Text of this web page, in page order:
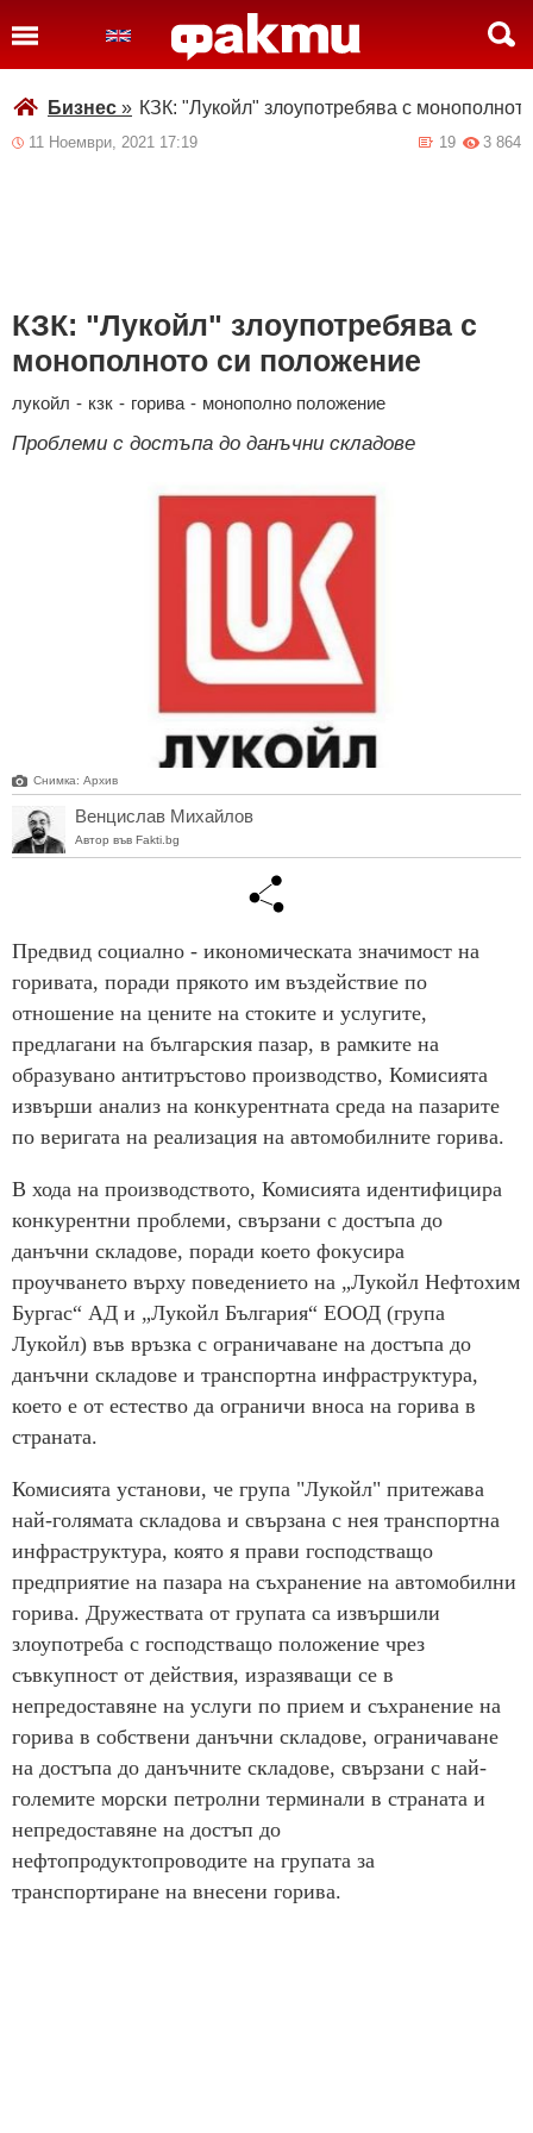
Бизнес » КЗК: "Лукойл" злоупотребява с
11 Ноември, 2021 17:19 3 864
19
КЗК: "Лукойл" злоупотребява с
монополното си положение
лукойл - кзк - горива - монополно положение
Проблеми с достъпа до данъчни складове
Снимка: Архив
Венцислав Михайлов
Автор във Fakti.bg
Предвид социално - икономическата значимост на
горивата, поради прякото им въздействие по
отношение на цените на стоките и услугите,
предлагани на българския пазар, в рамките на
образувано антитръстово производство, Комисията
извърши анализ на конкурентната среда на пазарите
по веригата на реализация на автомобилните горива.
В хода на производството, Комисията идентифицира
конкурентни проблеми, свързани с достъпа до
данъчни складове, поради което фокусира
проучването върху поведението на „Лукойл Нефтохим
Бургас“ АД и „Лукойл България“ ЕООД (група
Лукойл) във връзка с ограничаване на достъпа до
данъчни складове и транспортна инфраструктура,
което е от естество да ограничи вноса на горива в
страната.
Комисията установи, че група "Лукойл" притежава
най-голямата складова и свързана с нея транспортна
инфраструктура, която я прави господстващо
предприятие на пазара на съхранение на автомобилни
горива. Дружествата от групата са извършили
злоупотреба с господстващо положение чрез
съвкупност от действия, изразяващи се в
непредоставяне на услуги по прием и съхранение на
горива в собствени данъчни складове, ограничаване
на достъпа до данъчните складове, свързани с най-
големите морски петролни терминали в страната и
непредоставяне на достъп до
нефтопродуктопроводите на групата за
транспортиране на внесени горива.